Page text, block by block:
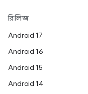
রিলিজ
Android 17
Android 16
Android 15
Android 14